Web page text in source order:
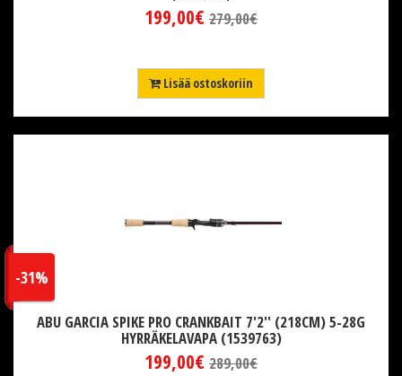
199,00€ 279,00€
Lisää ostoskoriin
ABU GARCIA SPIKE PRO CRANKBAIT 7'2'' (218CM) 5-28G
HYRRÄKELAVAPA (1539763)
199,00€
-31%
289,00€